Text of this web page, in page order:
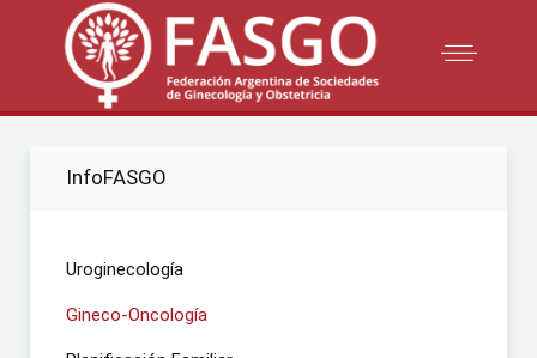
InfoFASGO
Uroginecología
Gineco-Oncología